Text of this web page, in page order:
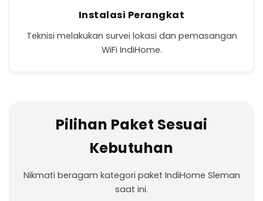
Instalasi Perangkat
Teknisi melakukan survei lokasi dan pemasangan
WiFi IndiHome.
Pilihan Paket Sesuai
Kebutuhan
Nikmati beragam kategori paket IndiHome Sleman
saat ini.